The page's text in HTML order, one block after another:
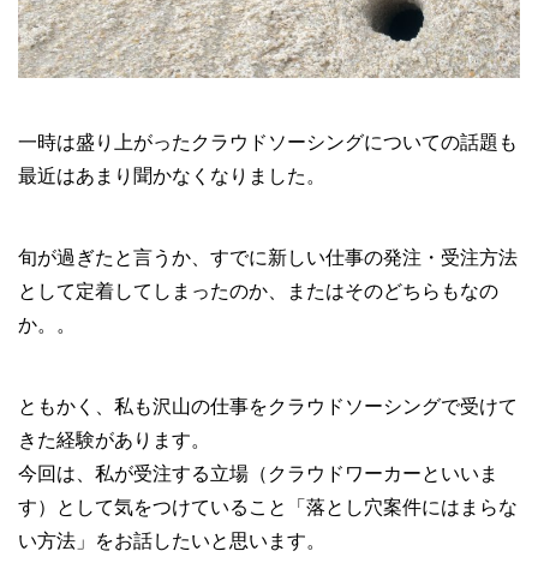
一時は盛り上がったクラウドソーシングについての話題も
最近はあまり聞かなくなりました。
旬が過ぎたと言うか、すでに新しい仕事の発注・受注方法
として定着してしまったのか、またはそのどちらもなの
か。。
ともかく、私も沢山の仕事をクラウドソーシングで受けて
きた経験があります。
今回は、私が受注する立場（クラウドワーカーといいま
す）として気をつけていること「落とし穴案件にはまらな
い方法」をお話したいと思います。